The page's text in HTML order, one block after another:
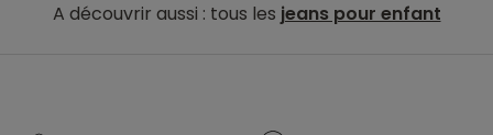
A découvrir aussi : tous les jeans pour enfant